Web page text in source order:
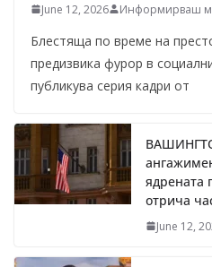
June 12, 2026 Информирваш
Блестяща по време на
предизвика фурор в
публикува серия кадри от
ядрената
отрича
June 12,